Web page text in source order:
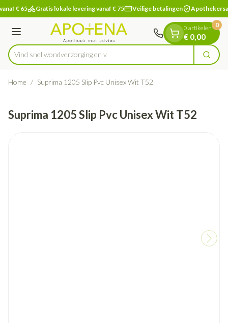
Ga naar de inhoud
1 van 1
€ 65 Gratis lokale levering vanaf € 75 Veilige betalingen
Menu
Product, merk, categorie...
Vind snel wondverzorg Zoek
0 artikelen
€ 0,00
0
Home / Suprima 1205 Slip Pvc Unisex Wit T52
Suprima 1205 Slip Pvc Unisex Wit T52